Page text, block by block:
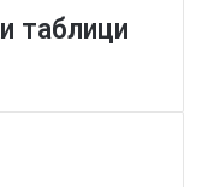
таблици